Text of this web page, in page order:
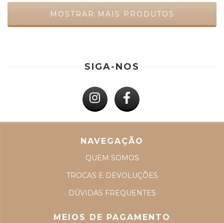
MOSTRAR MAIS PRODUTOS
SIGA-NOS
NAVEGAÇÃO
QUEM SOMOS
TROCAS E DEVOLUÇÕES
DÚVIDAS FREQUENTES
MEIOS DE PAGAMENTO